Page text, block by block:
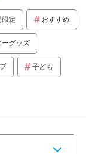
限定 おすすめ
ーグッズ
子ども